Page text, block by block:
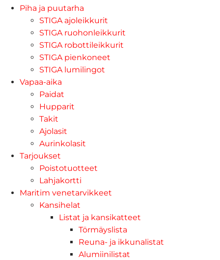
Piha ja puutarha
STIGA ajoleikkurit
STIGA ruohonleikkurit
STIGA robottileikkurit
STIGA pienkoneet
STIGA lumilingot
Vapaa-aika
Paidat
Hupparit
Takit
Ajolasit
Aurinkolasit
Tarjoukset
Poistotuotteet
Lahjakortti
Maritim venetarvikkeet
Kansihelat
Listat ja kansikatteet
Törmäyslista
Reuna- ja ikkunalistat
Alumiinilistat